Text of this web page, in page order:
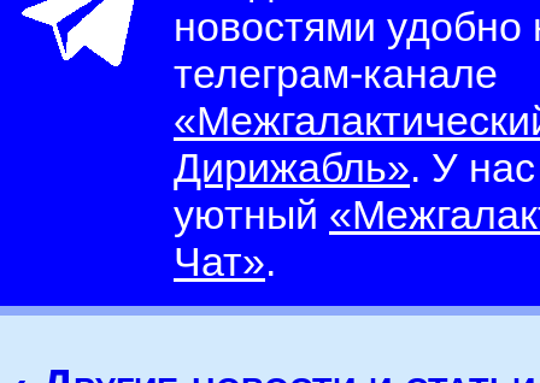
новостями
телеграм-канале
Дирижабль». У
уютный
Чат».